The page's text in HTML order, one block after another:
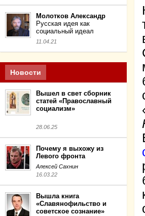
Молотков Александр
Русская идея как
социальный идеал
11.04.21
Новости
Вышел в свет сборник
статей «Православный
социализм»
28.06.25
Почему я выхожу из
Левого фронта
Алексей Сахнин
16.03.22
Вышла книга
«Славянофильство и
советское сознание»